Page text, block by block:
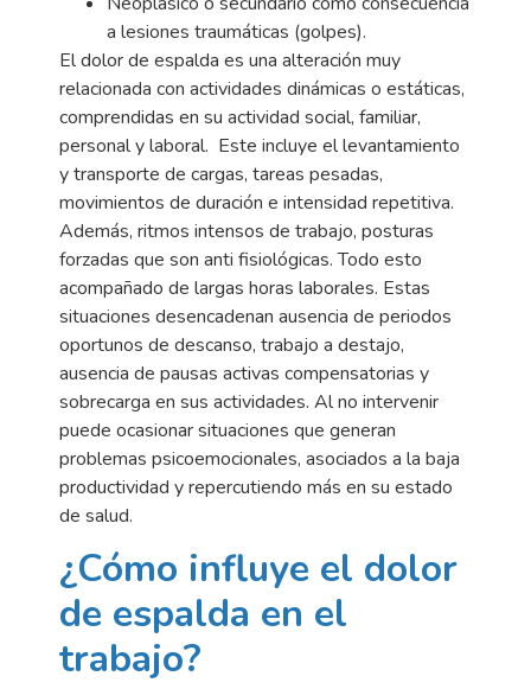
a lesiones traumáticas (golpes).
El dolor de espalda es una alteración muy
relacionada con actividades dinámicas o estáticas,
comprendidas en su actividad social, familiar,
personal y laboral. Este incluye el levantamiento
y transporte de cargas, tareas pesadas,
movimientos de duración e intensidad repetitiva.
Además, ritmos intensos de trabajo, posturas
forzadas que son anti fisiológicas. Todo esto
acompañado de largas horas laborales. Estas
situaciones desencadenan ausencia de periodos
oportunos de descanso, trabajo a destajo,
ausencia de pausas activas compensatorias y
sobrecarga en sus actividades. Al no intervenir
puede ocasionar situaciones que generan
problemas psicoemocionales, asociados a la baja
productividad y repercutiendo más en su estado
de salud.
¿Cómo influye el dolor
de espalda en el
trabajo?